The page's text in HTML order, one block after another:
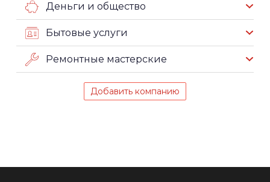
Деньги и общество
Бытовые услуги
Ремонтные мастерские
Добавить компанию